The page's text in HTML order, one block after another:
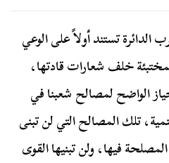
الدائرة تستند أولاً على الوعي
خلف شعارات قادتها،
الواضح لمصالح شعبنا في
تلك المصالح التي لن تبنى
فيها، ولن تبنيها القوى